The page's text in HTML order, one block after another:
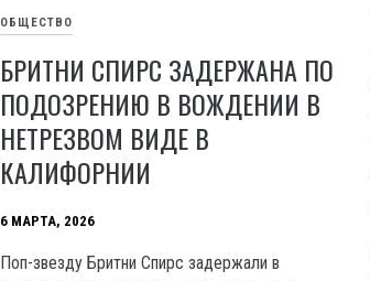
ОБЩЕСТВО
БРИТНИ СПИРС ЗАДЕРЖАНА ПО
ПОДОЗРЕНИЮ В ВОЖДЕНИИ В
НЕТРЕЗВОМ ВИДЕ В
КАЛИФОРНИИ
6 МАРТА, 2026
Поп-звезду Бритни Спирс задержали в